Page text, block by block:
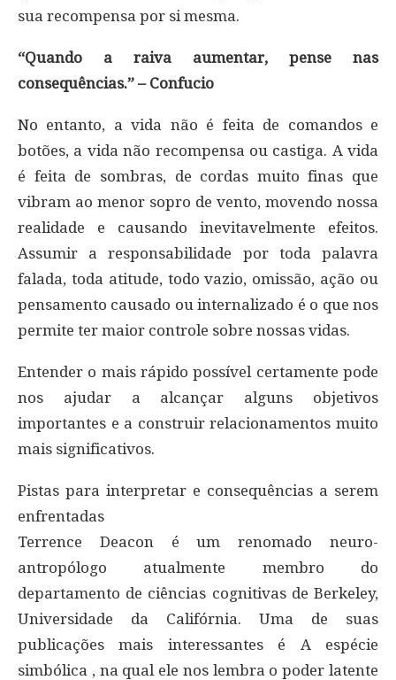
sua recompensa por si mesma.
“Quando a raiva aumentar, pense nas
consequências.” – Confucio
No entanto, a vida não é feita de comandos e
botões, a vida não recompensa ou castiga. A vida
é feita de sombras, de cordas muito finas que
vibram ao menor sopro de vento, movendo nossa
realidade e causando inevitavelmente efeitos.
Assumir a responsabilidade por toda palavra
falada, toda atitude, todo vazio, omissão, ação ou
pensamento causado ou internalizado é o que nos
permite ter maior controle sobre nossas vidas.
Entender o mais rápido possível certamente pode
nos ajudar a alcançar alguns objetivos
importantes e a construir relacionamentos muito
mais significativos.
Pistas para interpretar e consequências a serem
enfrentadas
Terrence Deacon é um renomado neuro-
antropólogo atualmente membro do
departamento de ciências cognitivas de Berkeley,
Universidade da Califórnia. Uma de suas
publicações mais interessantes é A espécie
simbólica , na qual ele nos lembra o poder latente